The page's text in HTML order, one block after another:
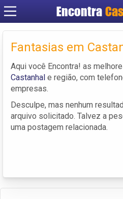
Encontra
Criar
Fantasias em
Aqui você Encontra! as
Castanhal e região, com
empresas.
Desculpe, mas nenhum
arquivo solicitado. Talvez a
uma postagem relacionada.